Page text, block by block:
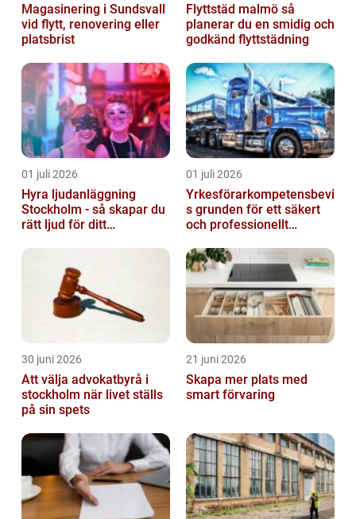
Magasinering i Sundsvall
vid flytt, renovering eller
platsbrist
Flyttstäd malmö så
planerar du en smidig och
godkänd flyttstädning
01 juli 2026
Hyra ljudanläggning
Stockholm - så skapar du
rätt ljud för ditt
01 juli 2026
Yrkesförarkompetensbevi
s grunden för ett säkert
och professionellt
30 juni 2026
Att välja advokatbyrå i
stockholm när livet ställs
på sin spets
21 juni 2026
Skapa mer plats med
smart förvaring